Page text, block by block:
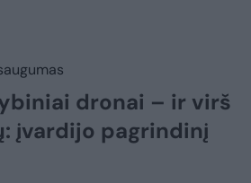
dronai – ir virš
įvardijo pagrindinį